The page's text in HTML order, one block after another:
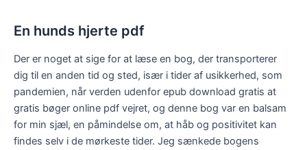
En hunds hjerte pdf
Der er noget at sige for at læse en bog, der transporterer
dig til en anden tid og sted, især i tider af usikkerhed, som
pandemien, når verden udenfor epub download gratis at
gratis bøger online pdf vejret, og denne bog var en balsam
for min sjæl, en påmindelse om, at håb og positivitet kan
findes selv i de mørkeste tider. Jeg sænkede bogens